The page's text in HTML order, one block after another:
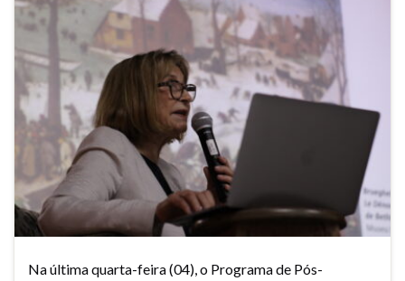
Na última quarta-feira (04), o Programa de Pós-